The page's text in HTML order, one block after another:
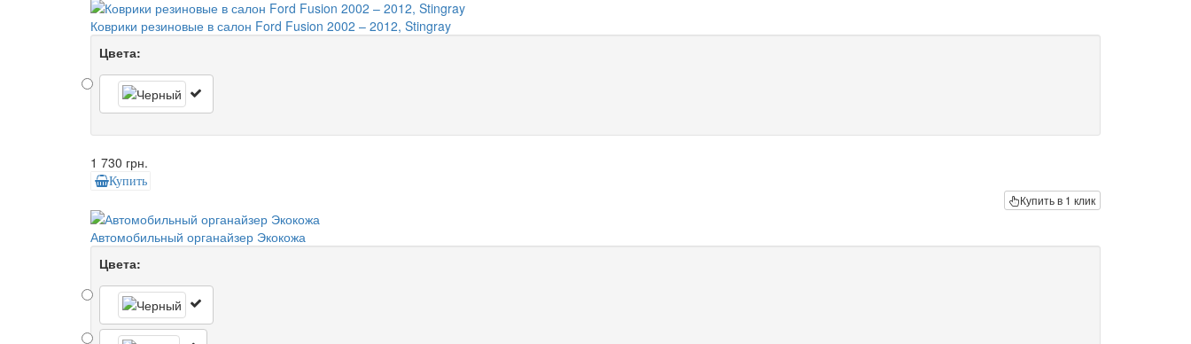
Коврики резиновые в салон Ford Fusion 2002 – 2012, Stingray
Цвета:
1 730 грн.
Купить
Купить в 1 клик
Автомобильный органайзер Экокожа
Цвета: